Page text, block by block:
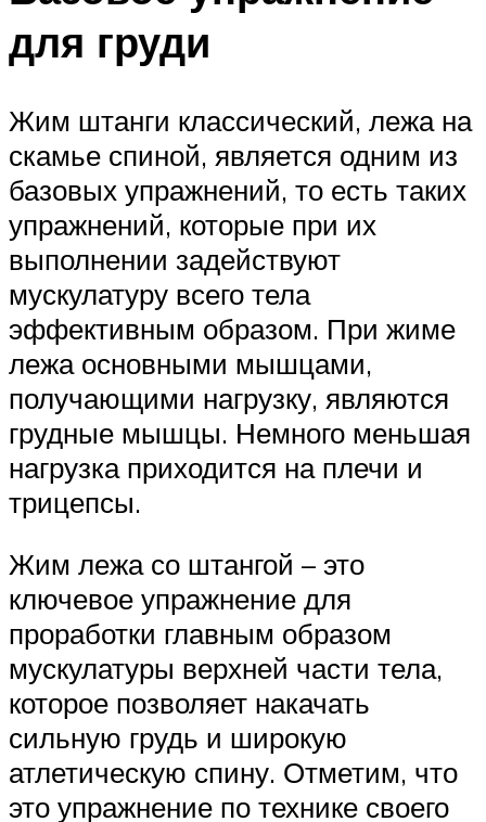
для груди
Жим штанги классический, лежа на
скамье спиной, является одним из
базовых упражнений, то есть таких
упражнений, которые при их
выполнении задействуют
мускулатуру всего тела
эффективным образом. При жиме
лежа основными мышцами,
получающими нагрузку, являются
грудные мышцы. Немного меньшая
нагрузка приходится на плечи и
трицепсы.
Жим лежа со штангой – это
ключевое упражнение для
проработки главным образом
мускулатуры верхней части тела,
которое позволяет накачать
сильную грудь и широкую
атлетическую спину. Отметим, что
это упражнение по технике своего